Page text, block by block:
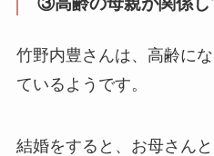
竹野内豊さんは、高齢に
ているようです。
結婚をすると、お母さん